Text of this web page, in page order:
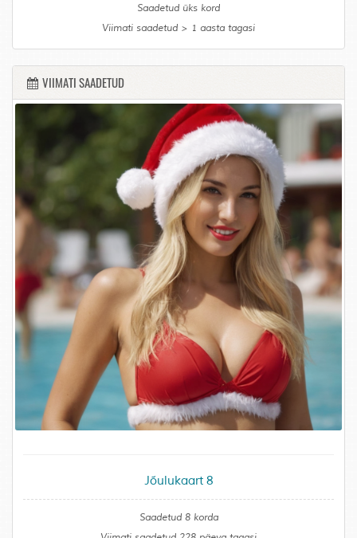
Saadetud üks kord
Viimati saadetud > 1 aasta tagasi
VIIMATI SAADETUD
Jõulukaart 8
Saadetud 8 korda